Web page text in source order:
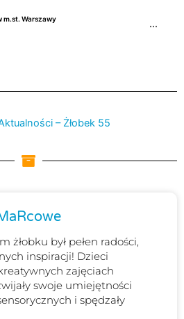
m.st. Warszawy
···
– Żłobek 55
żłobku był pełen radości,
inspiracji! Dzieci
zajęciach
swoje umiejętności
i spędzały